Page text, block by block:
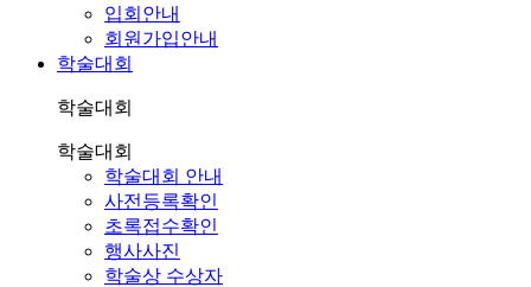
입회안내
회원가입안내
학술대회
학술대회
학술대회
학술대회 안내
사전등록확인
초록접수확인
행사사진
학술상 수상자